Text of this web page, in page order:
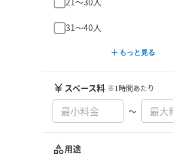
31〜40人
もっと見る
スペース料 ※1時間あたり
〜
用途